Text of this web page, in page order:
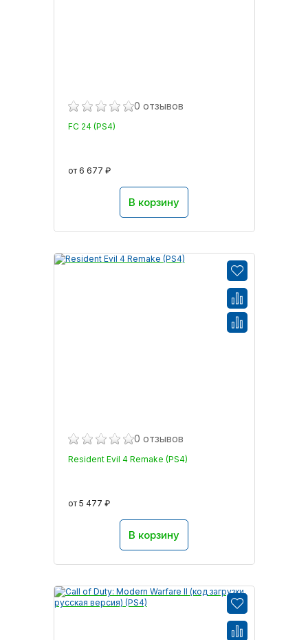
0 отзывов
FC 24 (PS4)
от 6 677 ₽
В корзину
0 отзывов
Resident Evil 4 Remake (PS4)
от 5 477 ₽
В корзину